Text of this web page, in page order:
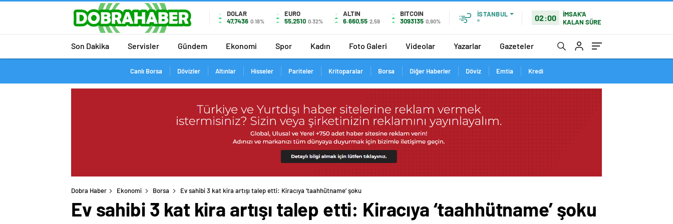
DOLAR
47,7436 0.18%
EURO
55,2510 0.32%
ALTIN
6.660,55 2,59
BITCOIN
3093135 0,90%
İSTANBUL
°
02:00
İMSAK'A
KALAN SÜRE
Son Dakika Servisler Gündem Ekonomi Spor Kadın Foto Galeri Videolar Yazarlar Gazeteler
Canlı Borsa Dövizler Altınlar Hisseler Pariteler Kritoparalar Borsa Diğer Haberler Döviz Emtia Kredi
Dobra Haber Ekonomi Borsa Ev sahibi 3 kat kira artışı talep etti: Kiracıya ‘taahhütname’ şoku
Ev sahibi 3 kat kira artışı talep etti: Kiracıya ‘taahhütname’ şoku